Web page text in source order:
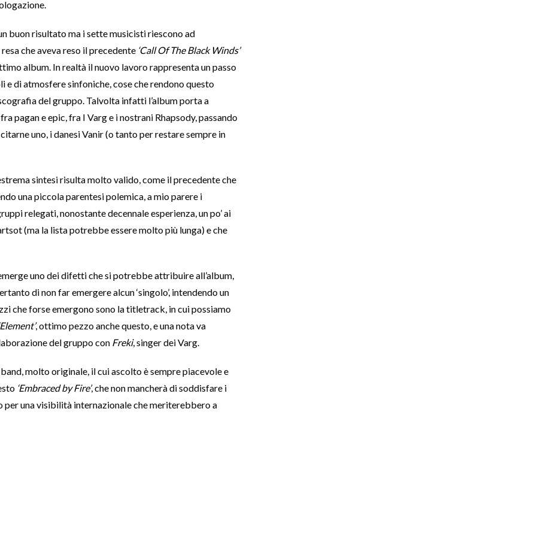
buon risultato ma i sette musicisti riescono ad
che aveva reso il precedente ‘Call Of The Black Winds’
album. In realtà il nuovo lavoro rappresenta un passo
e di atmosfere sinfoniche, cose che rendono questo
del gruppo. Talvolta infatti l’album porta a
pagan e epic, fra I Varg e i nostrani Rhapsody, passando
uno, i danesi Vanir (o tanto per restare sempre in
sintesi risulta molto valido, come il precedente che
una piccola parentesi polemica, a mio parere i
relegati, nonostante decennale esperienza, un po’ ai
(ma la lista potrebbe essere molto più lunga) e che
uno dei difetti che si potrebbe attribuire all’album,
di non far emergere alcun ‘singolo’, intendendo un
che forse emergono sono la titletrack, in cui possiamo
, ottimo pezzo anche questo, e una nota va
del gruppo con Freki, singer dei Varg.
molto originale, il cui ascolto è sempre piacevole e
‘Embraced by Fire’, che non mancherà di soddisfare i
una visibilità internazionale che meriterebbero a